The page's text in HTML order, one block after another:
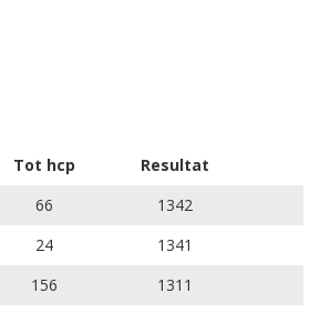
Tot hcp
Resultat
66
1342
24
1341
156
1311